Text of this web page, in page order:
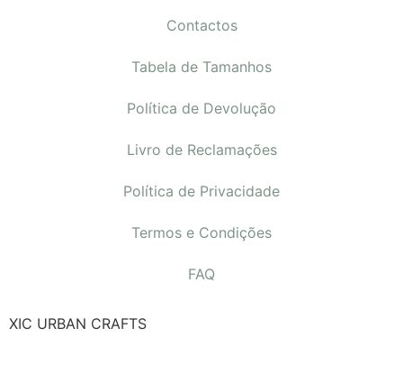
Contactos
Tabela de Tamanhos
Política de Devolução
Livro de Reclamações
Política de Privacidade
Termos e Condições
FAQ
XIC URBAN CRAFTS